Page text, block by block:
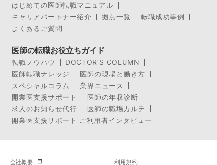
はじめての医師転職マニュアル
キャリアパートナー紹介
拠点一覧
転職成功事例
よくあるご質問
医師の転職お役立ちガイド
転職ノウハウ
DOCTOR’S COLUMN
医師転職ナレッジ
医師の現場と働き方
スペシャルコラム
業界ニュース
開業医支援サポート
医師の年収診断
求人のお知らせ代行
医師の職場カルテ
開業医支援サポート ご利用者インタビュー
会社概要 利用規約